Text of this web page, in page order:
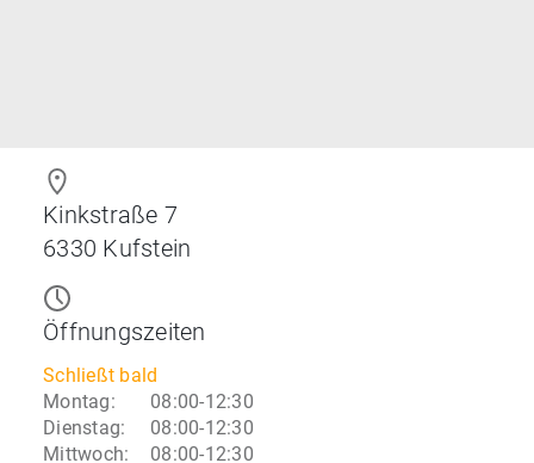
Kinkstraße 7
6330 Kufstein
Öffnungszeiten
Schließt bald
Montag:
08:00-12:30
Dienstag:
08:00-12:30
Mittwoch:
08:00-12:30